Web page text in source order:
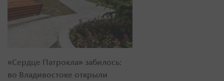
«Сердце Патрокла» забилось:
во Владивостоке открыли